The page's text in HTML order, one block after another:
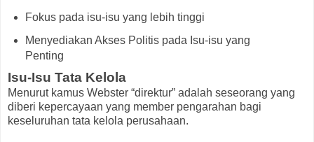
Fokus pada isu-isu yang lebih tinggi
Menyediakan Akses Politis pada Isu-isu yang
Penting
Isu-Isu Tata Kelola
Menurut kamus Webster “direktur” adalah seseorang yang
diberi kepercayaan yang member pengarahan bagi
keseluruhan tata kelola perusahaan.